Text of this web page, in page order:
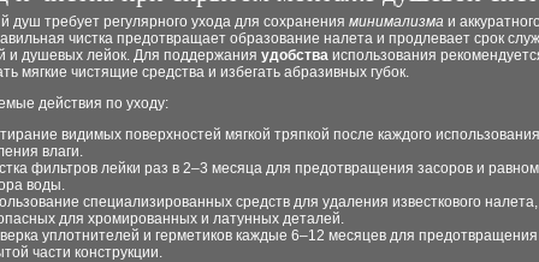
душ требует регулярного ухода для сохранения минимализма и
чистка предотвращает образование налета и продлевает срок
и душевых лейок. Для поддержания удобства использования
мягкие чистящие средства и избегать абразивных губок.
действия по уходу:
видимых поверхностей мягкой тряпкой после каждого
влаги.
фильтров лейки раз в 2–3 месяца для предотвращения засоров и
воды.
специализированных средств для удаления известкового налета,
для хромированных и латунных деталей.
уплотнителей и герметиков каждые 6–12 месяцев для предотвращения
части конструкции.